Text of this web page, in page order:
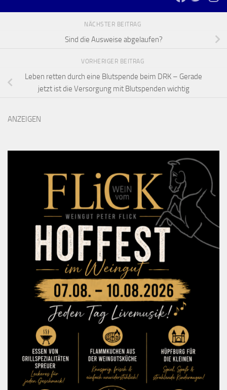
NÄCHSTER BEITRAG
Sind die Ausweise abgelaufen?
VORHERIGER BEITRAG
Leben retten durch eine Blutspende beim DRK – Gerade
jetzt ist die Versorgung mit Blutspenden wichtig
ANZEIGEN